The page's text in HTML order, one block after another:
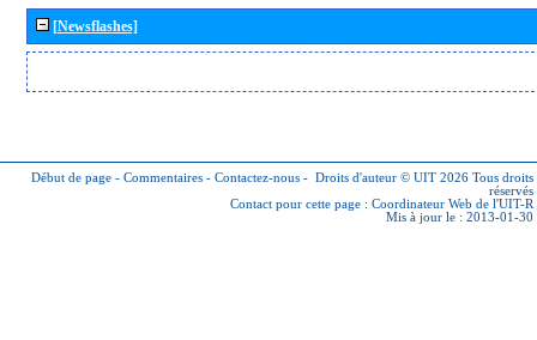
[Newsflashes]
Début de page - Commentaires - Contactez-nous - Droits d'auteur © UIT 2026 Tous droits
réservés
Contact pour cette page : Coordinateur Web de l'UIT-R
Mis à jour le : 2013-01-30